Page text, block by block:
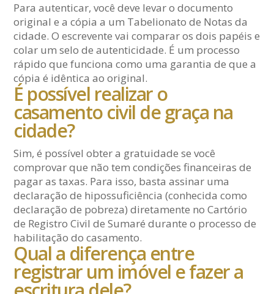
Para autenticar, você deve levar o documento
original e a cópia a um Tabelionato de Notas da
cidade. O escrevente vai comparar os dois papéis e
colar um selo de autenticidade. É um processo
rápido que funciona como uma garantia de que a
cópia é idêntica ao original.
É possível realizar o
casamento civil de graça na
cidade?
Sim, é possível obter a gratuidade se você
comprovar que não tem condições financeiras de
pagar as taxas. Para isso, basta assinar uma
declaração de hipossuficiência (conhecida como
declaração de pobreza) diretamente no Cartório
de Registro Civil de Sumaré durante o processo de
habilitação do casamento.
Qual a diferença entre
registrar um imóvel e fazer a